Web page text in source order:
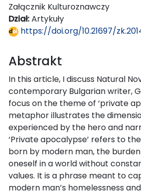
Załącznik Kulturoznawczy
Dział:Artykuły
https://doi.org/10.21697/
Abstrakt
In this article, I discuss Natural
contemporary Bulgarian writer,
focus on the theme of ‘private
metaphor illustrates the
experienced by the hero and
‘Private apocalypse’ refers to
born by modern man, the
oneself in a world without
values. It is a phrase meant to
modern man’s homelessness